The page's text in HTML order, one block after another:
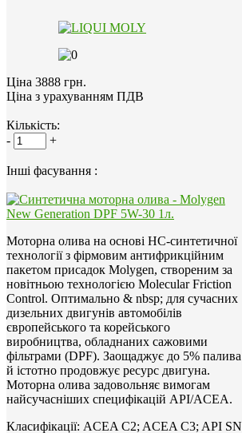
Ціна 3888 грн.
Ціна з урахуванням ПДВ
Кількість:
-
+
Інші фасування :
Моторна олива на основі HC-синтетичної
технології з фірмовим антифрикційним
пакетом присадок Molygen, створеним за
новітньою технологією Molecular Friction
Control. Оптимально & nbsp; для сучасних
дизельних двигунів автомобілів
європейського та корейського
виробництва, обладнаних сажовими
фільтрами (DPF). Заощаджує до 5% палива
й істотно продовжує ресурс двигуна.
Моторна олива задовольняє вимогам
найсучасніших специфікацій API/ACEA.
Класифікації: ACEA C2; ACEA C3; API SN